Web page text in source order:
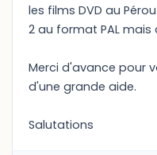
les films DVD au
2 au format PAL mais
Merci d'avance pour
d'une grande aide.
Salutations